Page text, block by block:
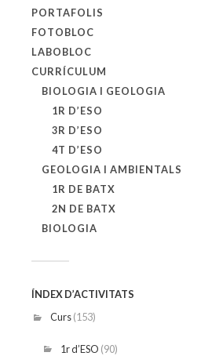
PORTAFOLIS
FOTOBLOC
LABOBLOC
CURRÍCULUM
BIOLOGIA I GEOLOGIA
1R D’ESO
3R D’ESO
4T D’ESO
GEOLOGIA I AMBIENTALS
1R DE BATX
2N DE BATX
BIOLOGIA
ÍNDEX D’ACTIVITATS
Curs(153)
1r d’ESO (90)